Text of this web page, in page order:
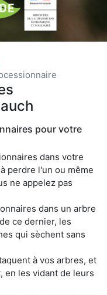
pour votre
dans votre
perdre l'un ou même
ne appelez pas
dans un arbre
ce dernier, les
qui sèchent sans
à vos arbres, et
en les vidant de leurs